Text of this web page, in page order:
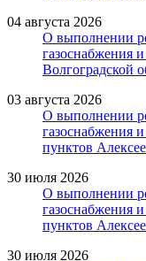
04 августа 2026
О выполнении
газоснабжения
Волгоградской
03 августа 2026
О выполнении
газоснабжения
пунктов
30 июля 2026
О выполнении
газоснабжения
пунктов
30 июля 2026